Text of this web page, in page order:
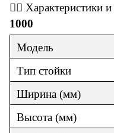
👇🏼 Характеристики и
1000
Модель
Тип стойки
Ширина (мм)
Высота (мм)